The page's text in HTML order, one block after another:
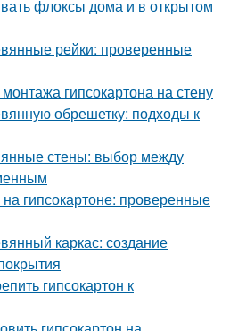
флоксы дома и в открытом
рейки: проверенные
гипсокартона на стену
обрешетку: подходы к
стены: выбор между
гипсокартоне: проверенные
каркас: создание
гипсокартон к